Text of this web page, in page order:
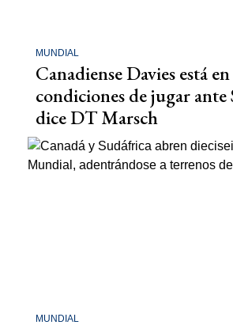
MUNDIAL
Canadiense Davies está en
condiciones de jugar ante
dice DT Marsch
MUNDIAL